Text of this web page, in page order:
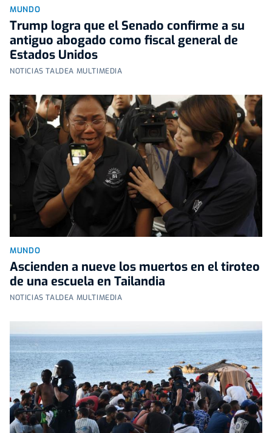
MUNDO
Trump logra que el Senado confirme a su
antiguo abogado como fiscal general de
Estados Unidos
NOTICIAS TALDEA MULTIMEDIA
MUNDO
Ascienden a nueve los muertos en el tiroteo
de una escuela en Tailandia
NOTICIAS TALDEA MULTIMEDIA